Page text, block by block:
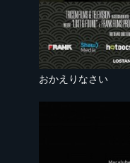
おかえりなさい